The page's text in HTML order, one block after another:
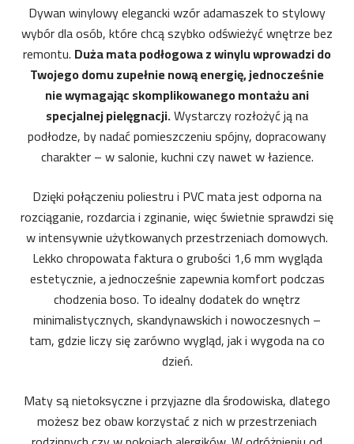
Dywan winylowy elegancki wzór adamaszek to stylowy
wybór dla osób, które chcą szybko odświeżyć wnętrze bez
remontu. Duża mata podłogowa z winylu wprowadzi do
Twojego domu zupełnie nową energię, jednocześnie
nie wymagając skomplikowanego montażu ani
specjalnej pielęgnacji.Wystarczy rozłożyć ją na
podłodze, by nadać pomieszczeniu spójny, dopracowany
charakter – w salonie, kuchni czy nawet w łazience.
Dzięki połączeniu poliestru i PVC mata jest odporna na
rozciąganie, rozdarcia i zginanie, więc świetnie sprawdzi się
w intensywnie użytkowanych przestrzeniach domowych.
Lekko chropowata faktura o grubości 1,6 mm wygląda
estetycznie, a jednocześnie zapewnia komfort podczas
chodzenia boso. To idealny dodatek do wnętrz
minimalistycznych, skandynawskich i nowoczesnych –
tam, gdzie liczy się zarówno wygląd, jak i wygoda na co
dzień.
Maty są nietoksyczne i przyjazne dla środowiska, dlatego
możesz bez obaw korzystać z nich w przestrzeniach